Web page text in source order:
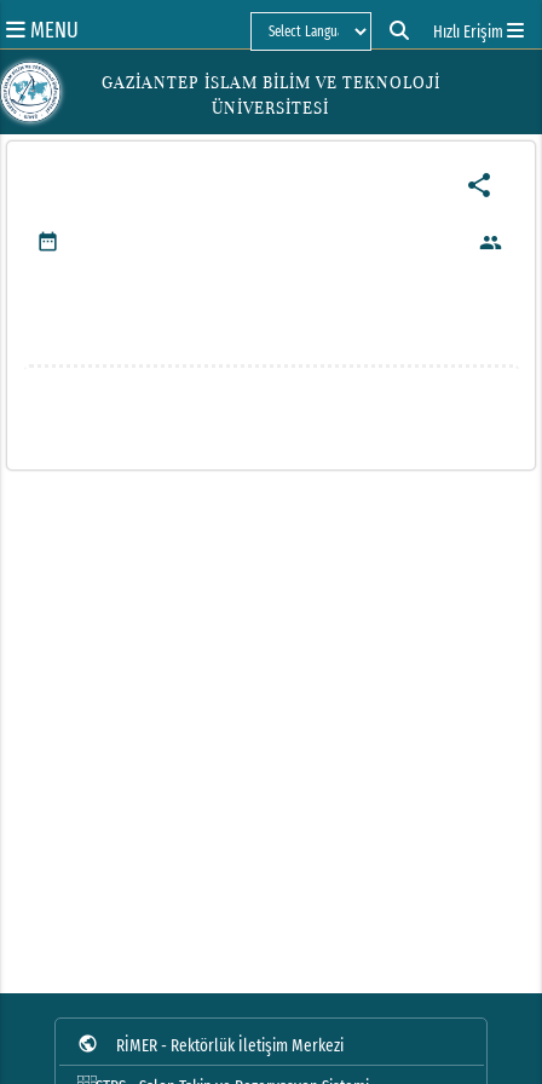
MENU
Powered by
Hızlı Erişim
GAZİANTEP İSLAM BİLİM VE TEKNOLOJİ
ÜNİVERSİTESİ
share
date_range people
public
RİMER - Rektörlük İletişim Merkezi